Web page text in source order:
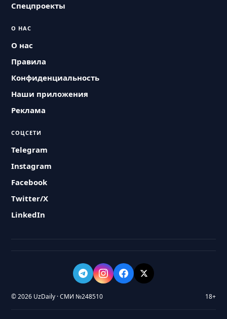
Спецпроекты
О НАС
О нас
Правила
Конфиденциальность
Наши приложения
Реклама
СОЦСЕТИ
Telegram
Instagram
Facebook
Twitter/X
LinkedIn
© 2026 UzDaily · СМИ №248510 18+